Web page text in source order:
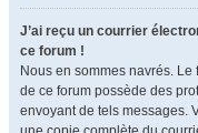
J’ai reçu un courrier
ce forum !
Nous en sommes navrés.
de ce forum possède des
envoyant de tels messages.